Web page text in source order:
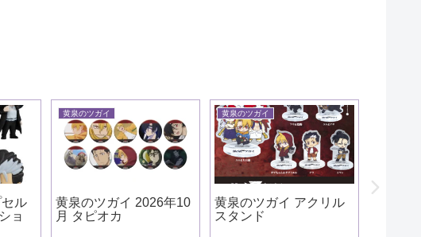
めもっ！
幼稚園WARS
幼稚園WARS コミック
黄泉のツガイ
黄泉のツガイ ウエハー
ス